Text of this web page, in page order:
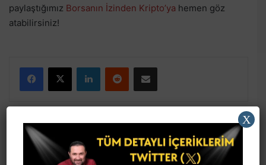
paylaştığımız Borsanın İzinden Kripto’ya hemen göz
atabilirsiniz!
Facebook
X LinkedInReddit E-Posta ile paylaş
X